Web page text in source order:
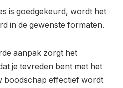
is goedgekeurd, wordt het
in de gewenste formaten.
aanpak zorgt het
je tevreden bent met het
boodschap effectief wordt